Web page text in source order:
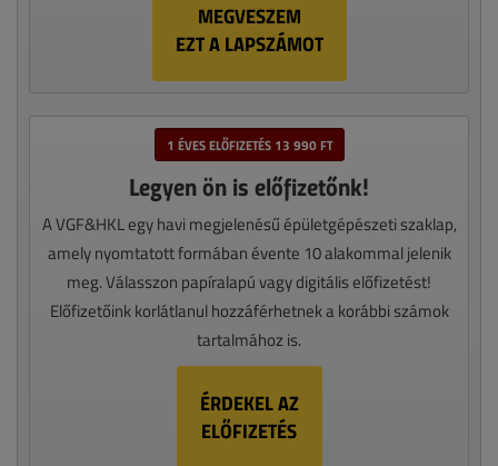
MEGVESZEM
EZT A LAPSZÁMOT
1 ÉVES ELŐFIZETÉS 13 990 FT
Legyen ön is előfizetőnk!
A VGF&HKL egy havi megjelenésű épületgépészeti szaklap,
amely nyomtatott formában évente 10 alakommal jelenik
meg. Válasszon papíralapú vagy digitális előfizetést!
Előfizetőink korlátlanul hozzáférhetnek a korábbi számok
tartalmához is.
ÉRDEKEL AZ
ELŐFIZETÉS